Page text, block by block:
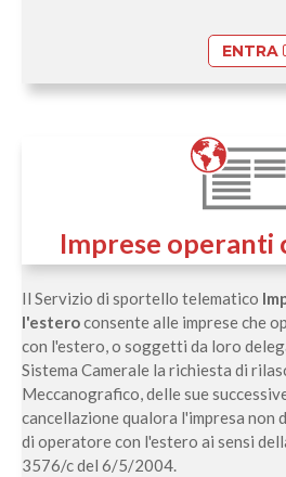
ENTRA
Imprese operanti
Il Servizio di sportello telematico
l'esteroconsente alle imprese che
con l'estero, o soggetti da loro
Sistema Camerale la richiesta di
Meccanografico, delle sue
cancellazione qualora l'impresa non
di operatore con l'estero ai sensi
3576/c del 6/5/2004.